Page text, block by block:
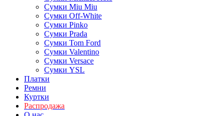
Сумки Miu Miu
Сумки Off-White
Сумки Pinko
Сумки Prada
Сумки Tom Ford
Cумки Valentino
Сумки Versace
Сумки YSL
Платки
Ремни
Куртки
Распродажа